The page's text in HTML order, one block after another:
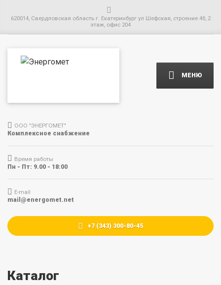
620014, Свердловская область г. Екатеринбург ул Шефская, строение 4б, 2
этаж, офис 204
МЕНЮ
ООО "ЭНЕРГОМЕТ"
Комплексное снабжение
Время работы
Пн - Пт: 9.00 - 18:00
E-mail
mail@energomet.net
+7 (343) 300-80-45
Каталог